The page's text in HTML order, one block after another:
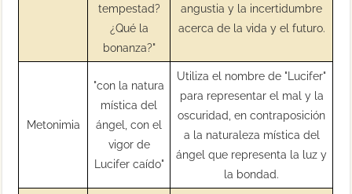
tempestad?
¿Qué la
bonanza?"
angustia y la incertidumbre
acerca de la vida y el futuro.
Metonimia
"con la natura
mística del
ángel, con el
vigor de
Lucifer caído"
Utiliza el nombre de "Lucifer"
para representar el mal y la
oscuridad, en contraposición
a la naturaleza mística del
ángel que representa la luz y
la bondad.